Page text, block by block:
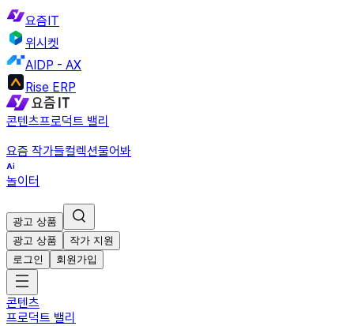
요즘IT
위시켓
AIDP - AX
Rise ERP
콘텐츠프로덕트 밸리
요즘 작가들컬렉션물어봐
놀이터
광고 상품
광고 상품
작가 지원
로그인
회원가입
콘텐츠
프로덕트 밸리